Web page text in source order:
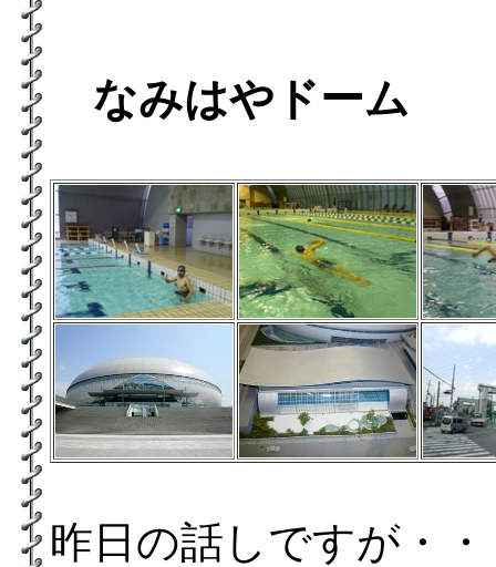
なみはやドーム
昨日の話しですが・